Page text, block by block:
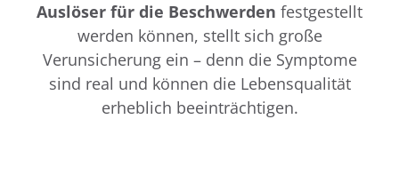
Auslöser für die Beschwerden festgestellt
werden können, stellt sich große
Verunsicherung ein – denn die Symptome
sind real und können die Lebensqualität
erheblich beeinträchtigen.